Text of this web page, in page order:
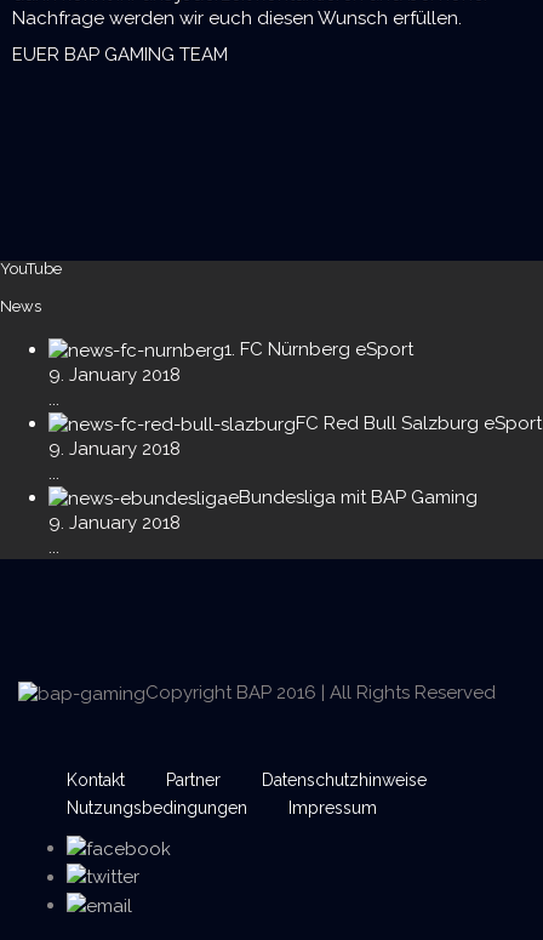
Nachfrage werden wir euch diesen Wunsch erfüllen.
EUER BAP GAMING TEAM
YouTube
News
1. FC Nürnberg eSport
9. January 2018
...
FC Red Bull Salzburg eSport
9. January 2018
...
eBundesliga mit BAP Gaming
9. January 2018
...
Copyright BAP 2016 | All Rights Reserved
Kontakt Partner
Datenschutzhinweise
Nutzungsbedingungen
Impressum